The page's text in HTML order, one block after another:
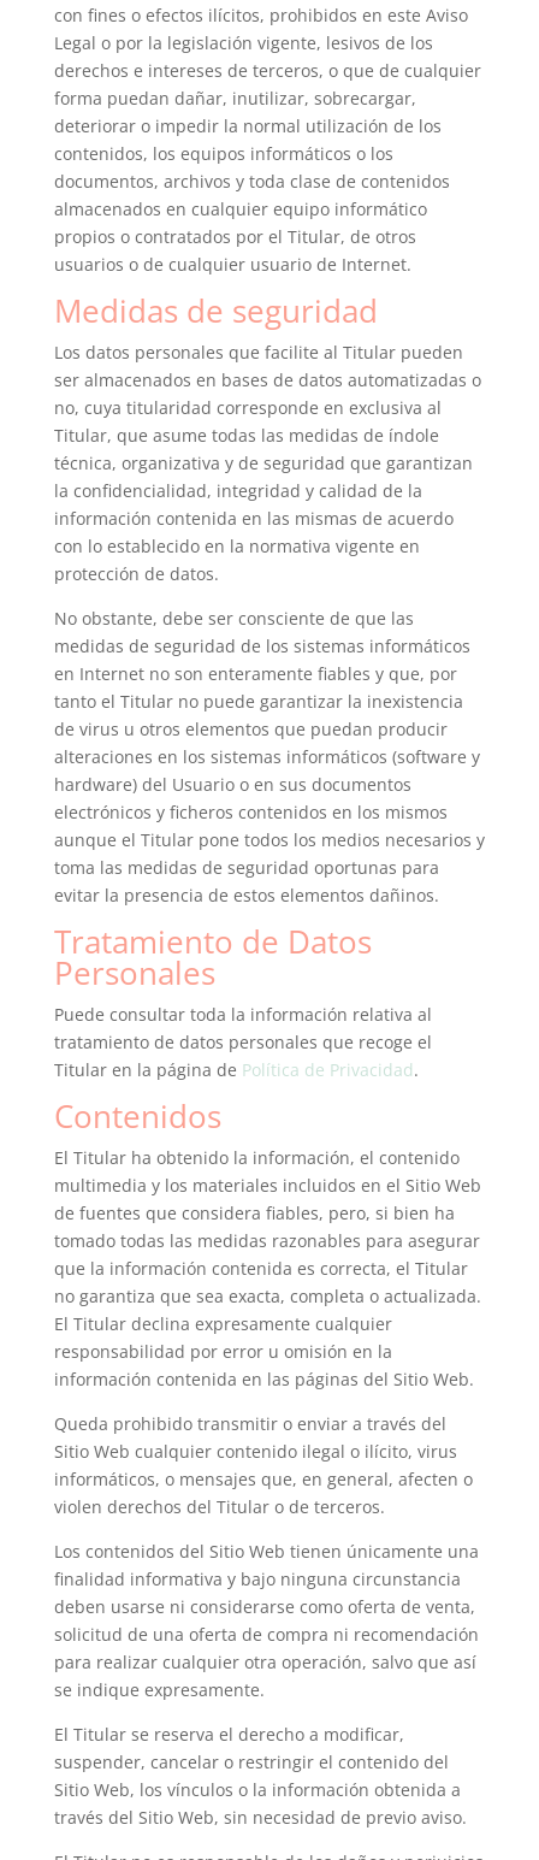
con fines o efectos ilícitos, prohibidos en este Aviso
Legal o por la legislación vigente, lesivos de los
derechos e intereses de terceros, o que de cualquier
forma puedan dañar, inutilizar, sobrecargar,
deteriorar o impedir la normal utilización de los
contenidos, los equipos informáticos o los
documentos, archivos y toda clase de contenidos
almacenados en cualquier equipo informático
propios o contratados por el Titular, de otros
usuarios o de cualquier usuario de Internet.
Medidas de seguridad
Los datos personales que facilite al Titular pueden
ser almacenados en bases de datos automatizadas o
no, cuya titularidad corresponde en exclusiva al
Titular, que asume todas las medidas de índole
técnica, organizativa y de seguridad que garantizan
la confidencialidad, integridad y calidad de la
información contenida en las mismas de acuerdo
con lo establecido en la normativa vigente en
protección de datos.
No obstante, debe ser consciente de que las
medidas de seguridad de los sistemas informáticos
en Internet no son enteramente fiables y que, por
tanto el Titular no puede garantizar la inexistencia
de virus u otros elementos que puedan producir
alteraciones en los sistemas informáticos (software y
hardware) del Usuario o en sus documentos
electrónicos y ficheros contenidos en los mismos
aunque el Titular pone todos los medios necesarios y
toma las medidas de seguridad oportunas para
evitar la presencia de estos elementos dañinos.
Tratamiento de Datos
Personales
Puede consultar toda la información relativa al
tratamiento de datos personales que recoge el
Titular en la página de Política de Privacidad.
Contenidos
El Titular ha obtenido la información, el contenido
multimedia y los materiales incluidos en el Sitio Web
de fuentes que considera fiables, pero, si bien ha
tomado todas las medidas razonables para asegurar
que la información contenida es correcta, el Titular
no garantiza que sea exacta, completa o actualizada.
El Titular declina expresamente cualquier
responsabilidad por error u omisión en la
información contenida en las páginas del Sitio Web.
Queda prohibido transmitir o enviar a través del
Sitio Web cualquier contenido ilegal o ilícito, virus
informáticos, o mensajes que, en general, afecten o
violen derechos del Titular o de terceros.
Los contenidos del Sitio Web tienen únicamente una
finalidad informativa y bajo ninguna circunstancia
deben usarse ni considerarse como oferta de venta,
solicitud de una oferta de compra ni recomendación
para realizar cualquier otra operación, salvo que así
se indique expresamente.
El Titular se reserva el derecho a modificar,
suspender, cancelar o restringir el contenido del
Sitio Web, los vínculos o la información obtenida a
través del Sitio Web, sin necesidad de previo aviso.